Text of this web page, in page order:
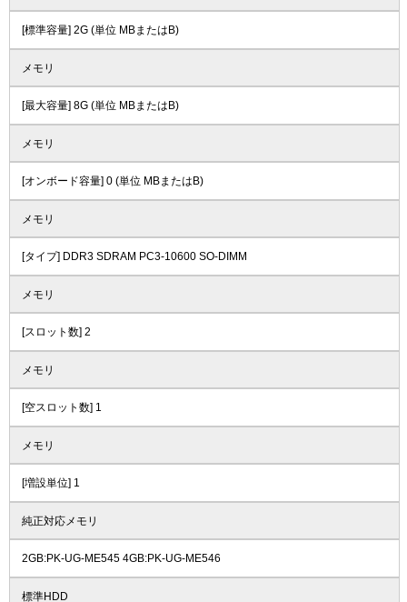
[標準容量] 2G (単位 MBまたはB)
メモリ
[最大容量] 8G (単位 MBまたはB)
メモリ
[オンボード容量] 0 (単位 MBまたはB)
メモリ
[タイプ] DDR3 SDRAM PC3-10600 SO-DIMM
メモリ
[スロット数] 2
メモリ
[空スロット数] 1
メモリ
[増設単位] 1
純正対応メモリ
2GB:PK-UG-ME545 4GB:PK-UG-ME546
標準HDD